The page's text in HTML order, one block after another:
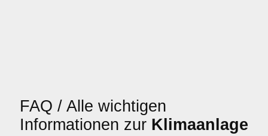
FAQ / Alle wichtigen
Informationen zur Klimaanlage